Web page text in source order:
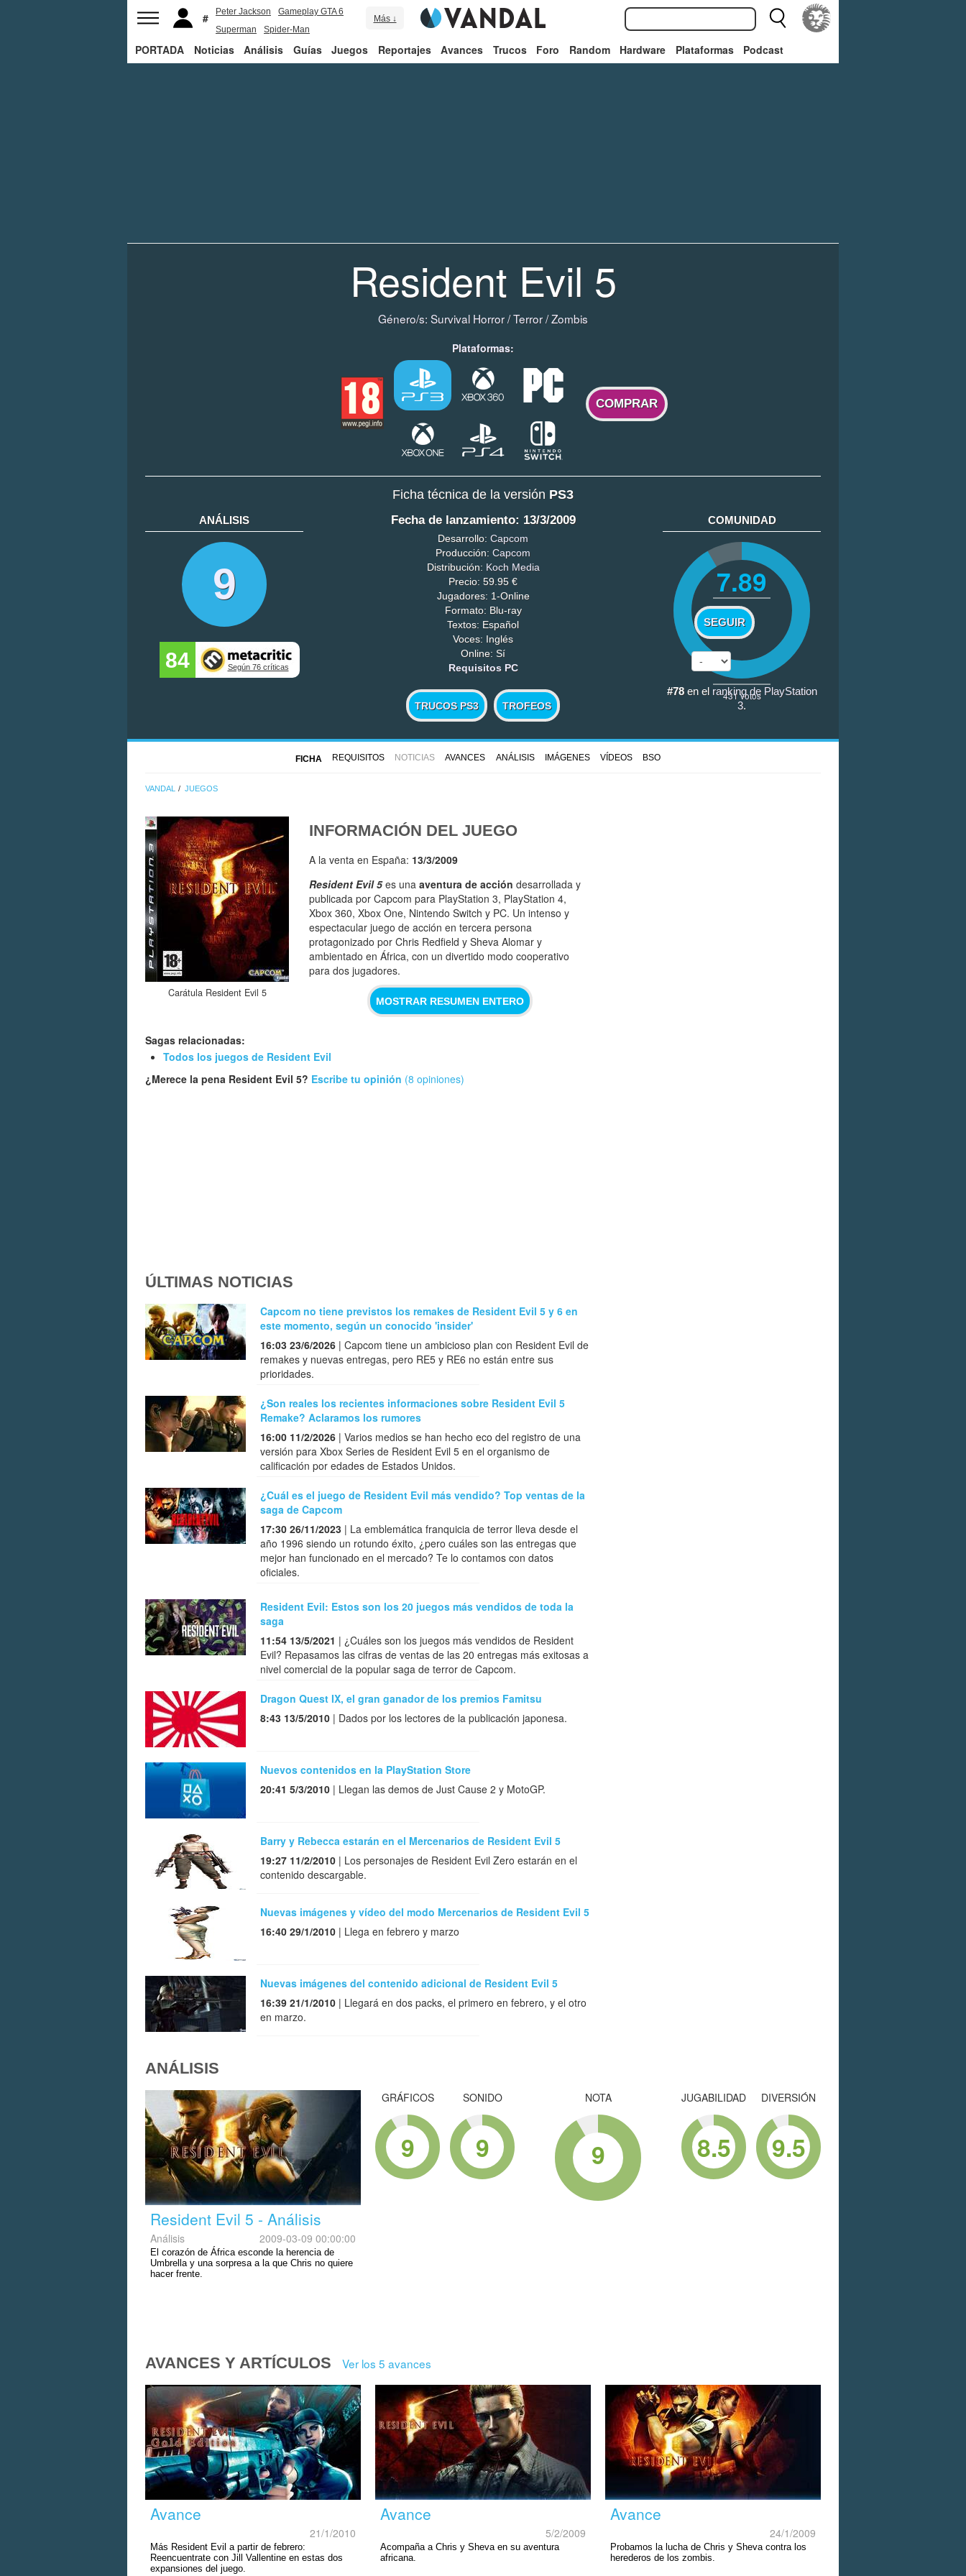
Peter Jackson
Gameplay GTA 6
Superman
Spider-Man
Más ↓
PORTADA Noticias Análisis Guías Juegos Reportajes Avances Trucos Foro Random Hardware Plataformas Podcast
Resident Evil 5
Género/s: Survival Horror/Terror/Zombis
Plataformas:
COMPRAR
Ficha técnica de la versión PS3
ANÁLISIS
9
84 Según 76 críticas
Fecha de lanzamiento: 13/3/2009
Desarrollo: Capcom
Producción: Capcom
Distribución: Koch Media
Precio: 59.95 €
Jugadores: 1-Online
Formato: Blu-ray
Textos: Español
Voces: Inglés
Online: Sí
Requisitos PC
TRUCOS PS3 TROFEOS
COMUNIDAD
7.89
SEGUIR
431votos
#78en el ranking de PlayStation
3.
FICHA REQUISITOS NOTICIAS AVANCES ANÁLISIS IMÁGENES VÍDEOS BSO
VANDAL JUEGOS
Carátula Resident Evil 5
INFORMACIÓN DEL JUEGO
A la venta en España: 13/3/2009
Resident Evil 5es una aventura de acción desarrollada y
publicada por Capcom para PlayStation 3, PlayStation 4,
Xbox 360, Xbox One, Nintendo Switch y PC. Un intenso y
espectacular juego de acción en tercera persona
protagonizado por Chris Redfield y Sheva Alomar y
ambientado en África, con un divertido modo cooperativo
para dos jugadores.
MOSTRAR RESUMEN ENTERO
Sagas relacionadas:
Todos los juegos de Resident Evil
¿Merece la pena Resident Evil 5? Escribe tu opinión (8 opiniones)
ÚLTIMAS NOTICIAS
Capcom no tiene previstos los remakes de Resident Evil 5 y 6 en
este momento, según un conocido 'insider'
16:03 23/6/2026 | Capcom tiene un ambicioso plan con Resident Evil de
remakes y nuevas entregas, pero RE5 y RE6 no están entre sus
prioridades.
¿Son reales los recientes informaciones sobre Resident Evil 5
Remake? Aclaramos los rumores
16:00 11/2/2026 | Varios medios se han hecho eco del registro de una
versión para Xbox Series de Resident Evil 5 en el organismo de
calificación por edades de Estados Unidos.
¿Cuál es el juego de Resident Evil más vendido? Top ventas de la
saga de Capcom
17:30 26/11/2023 | La emblemática franquicia de terror lleva desde el
año 1996 siendo un rotundo éxito, ¿pero cuáles son las entregas que
mejor han funcionado en el mercado? Te lo contamos con datos
oficiales.
Resident Evil: Estos son los 20 juegos más vendidos de toda la
saga
11:54 13/5/2021 | ¿Cuáles son los juegos más vendidos de Resident
Evil? Repasamos las cifras de ventas de las 20 entregas más exitosas a
nivel comercial de la popular saga de terror de Capcom.
Dragon Quest IX, el gran ganador de los premios Famitsu
8:43 13/5/2010 | Dados por los lectores de la publicación japonesa.
Nuevos contenidos en la PlayStation Store
20:41 5/3/2010 | Llegan las demos de Just Cause 2 y MotoGP.
Barry y Rebecca estarán en el Mercenarios de Resident Evil 5
19:27 11/2/2010 | Los personajes de Resident Evil Zero estarán en el
contenido descargable.
Nuevas imágenes y vídeo del modo Mercenarios de Resident Evil 5
16:40 29/1/2010 | Llega en febrero y marzo
Nuevas imágenes del contenido adicional de Resident Evil 5
16:39 21/1/2010 | Llegará en dos packs, el primero en febrero, y el otro
en marzo.
ANÁLISIS
Resident Evil 5 - Análisis
Análisis 2009-03-09 00:00:00
El corazón de África esconde la herencia de
Umbrella y una sorpresa a la que Chris no quiere
hacer frente.
GRÁFICOS
9
SONIDO
9
NOTA
9
DIVERSIÓN
9.5
JUGABILIDAD
8.5
AVANCES Y ARTÍCULOS Ver los 5 avances
Avance
21/1/2010
Más Resident Evil a partir de febrero:
Reencuentrate con Jill Vallentine en estas dos
expansiones del juego.
Avance
5/2/2009
Acompaña a Chris y Sheva en su aventura
africana.
Avance
24/1/2009
Probamos la lucha de Chris y Sheva contra los
herederos de los zombis.